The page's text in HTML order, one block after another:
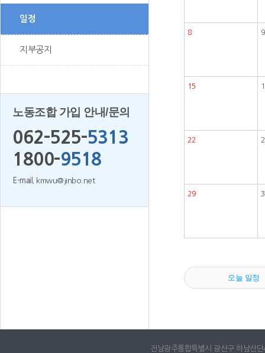
일정
지부공지
노동조합 가입 안내/문의
062-525-5313
1800-9518
E-mail. kmwu@jinbo.net
8 9
15
22
29
오늘 일정
전남광주통합특별시 광산구 하남